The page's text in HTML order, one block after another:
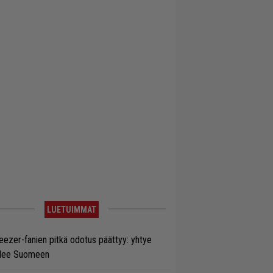
LUETUIMMAT
fanien pitkä odotus päättyy: yhtye
Suomeen